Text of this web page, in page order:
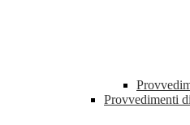
Provvedimenti